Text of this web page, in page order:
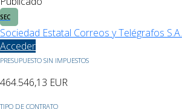
SEC
Sociedad Estatal Correos y Telégrafos S.A.
Acceder
PRESUPUESTO SIN IMPUESTOS
464.546,13 EUR
TIPO DE CONTRATO